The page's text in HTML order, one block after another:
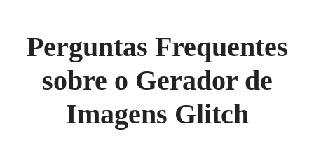
Perguntas Frequentes
sobre o Gerador de
Imagens Glitch